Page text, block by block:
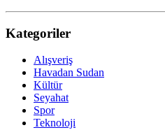
Kategoriler
Alışveriş
Havadan Sudan
Kültür
Seyahat
Spor
Teknoloji